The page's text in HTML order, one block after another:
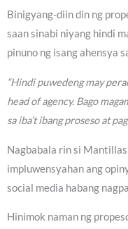
Binigyang-diin din ng
saan sinabi niyang hindi
pinuno ng isang ahensya
“Hindi puwedeng may
head of agency. Bago
sa iba’t ibang proseso at
Nagbabala rin si
impluwensyahan ang
social media habang
Hinimok naman ng